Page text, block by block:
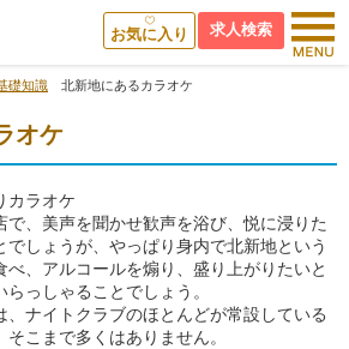
求人検索
お気に入り
礎知識 北新地にあるカラオケ
オケ
カラオケ
で、美声を聞かせ歓声を浴び、悦に浸りた
でしょうが、やっぱり身内で北新地という
、アルコールを煽り、盛り上がりたいと
っしゃることでしょう。
、ナイトクラブのほとんどが常設している
こまで多くはありません。